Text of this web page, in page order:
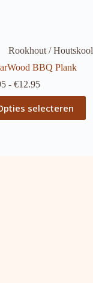
Rookhout /
BBQ Plank
- €12.95Prijsklasse:
€7.95
tot
selecteren